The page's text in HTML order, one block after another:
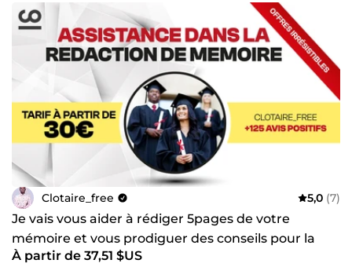
Clotaire_free 5,0 (7)
Je vais vous aider à rédiger 5pages de votre
mémoire et vous prodiguer des conseils pour la
suite
À partir de 37,51 $US